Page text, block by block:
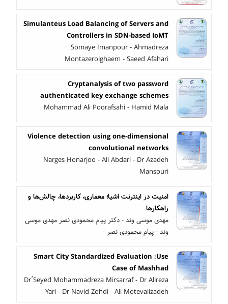
Simulanteus Load Balancing of Servers and
Controllers in SDN-based IoMT
Somaye Imanpour - Ahmadreza
Montazerolghaem - Saeed Afahari
Cryptanalysis of two password
authenticated key exchange schemes
Mohammad Ali Poorafsahi - Hamid Mala
Violence detection using one-dimensional
convolutional networks
Narges Honarjoo - Ali Abdari - Dr Azadeh
Mansouri
امنیت در اینترنت اشیا؛ معماری، کاربرد‌ها، چالش‌ها و
راهکارها
مهدی موسی وند - دکتر پیام محمودی نصر مهدی موسی
وند - پیام محمودی نصر -
Smart City Standardized Evaluation :Use
Case of Mashhad
Dr ُSeyed Mohammadreza Mirsarraf - Dr Alireza
Yari - Dr Navid Zohdi - Ali Motevalizadeh